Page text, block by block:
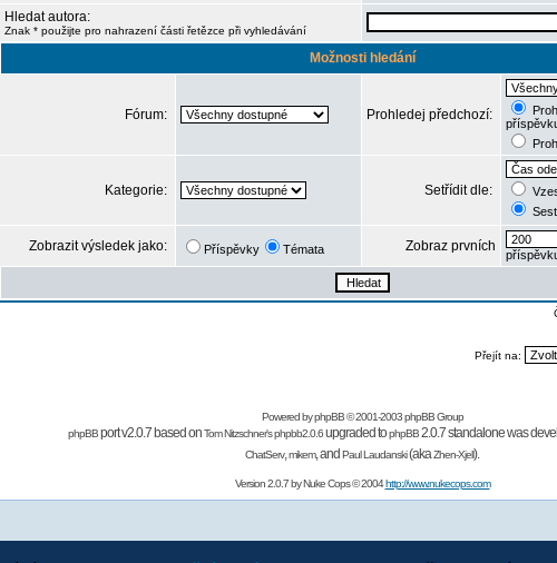
Hledat autora:
Znak * použijte pro nahrazení části řetězce při vyhledávání
Možnosti hledání
Fórum: Prohledej předchozí:
Kategorie: Setřídit dle:
Zobrazit výsledek jako: Příspěvky Témata Zobraz prvních
Přejít na:
Powered byphpBB© 2001-2003 phpBB Group
phpBBport v2.0.7 based onTom Nitzschner'sphpbb2.0.6upgraded tophpBB2.0.7 standalone was
ChatServ,mikem,and Paul Laudanski(akaZhen-Xjell).
Version 2.0.7 byNuke Cops© 2004http://www.nukecops.com